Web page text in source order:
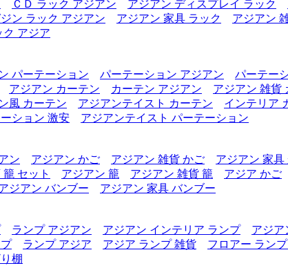
ＣＤ ラック アジアン アジアン ディスプレイ ラック
ン ラック アジアン アジアン 家具 ラック アジアン
ク アジア
パーテーション パーテーション アジアン パーテー
アジアン カーテン カーテン アジアン アジアン 雑貨
風 カーテン アジアンテイスト カーテン インテリア
ション 激安 アジアンテイスト パーテーション
ン アジアン かご アジアン 雑貨 かご アジアン 家具
セット アジアン 籠 アジアン 雑貨 籠 アジア かご
ジアン バンブー アジアン 家具 バンブー
ランプ アジアン アジアン インテリア ランプ アジア
ランプ アジア アジア ランプ 雑貨 フロアー ラン
棚